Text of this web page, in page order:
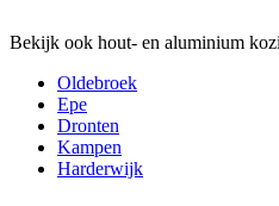
Bekijk ook hout- en aluminium
Oldebroek
Epe
Dronten
Kampen
Harderwijk